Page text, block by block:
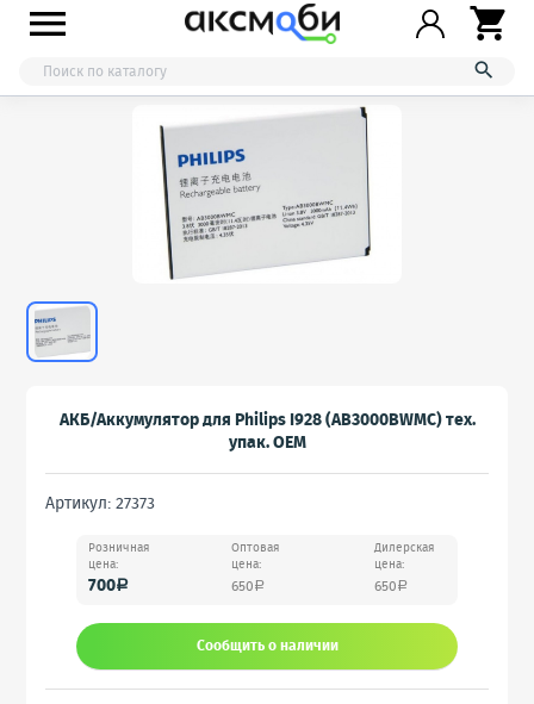



АКБ/Аккумулятор для Philips I928 (AB3000BWMC) тех.
упак. OEM
Артикул: 27373
Розничная
цена:
700a
Оптовая
цена:
650 a
Дилерская
цена:
650 a
Сообщить o наличии